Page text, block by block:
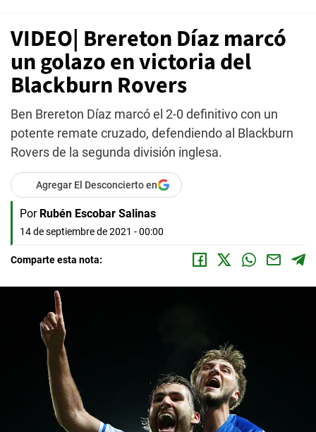
VIDEO| Brereton Díaz marcó
un golazo en victoria del
Blackburn Rovers
Ben Brereton Díaz marcó el 2-0 definitivo con un
potente remate cruzado, defendiendo al Blackburn
Rovers de la segunda división inglesa.
Agregar El Desconcierto en
Por Rubén Escobar Salinas
14 de septiembre de 2021 - 00:00
Comparte esta nota: